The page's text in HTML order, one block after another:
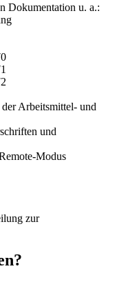
Dokumentation u. a.:
Arbeitsmittel- und
und
Modus
zur